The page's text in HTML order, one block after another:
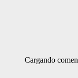
Cargando